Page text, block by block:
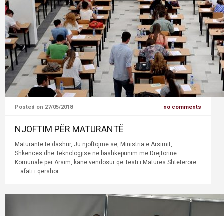
Posted on 27/05/2018 no comments
NJOFTIM PËR MATURANTË
Maturantë të dashur, Ju njoftojmë se, Ministria e Arsimit,
Shkencës dhe Teknologjisë në bashkëpunim me Drejtorinë
Komunale për Arsim, kanë vendosur që Testi i Maturës Shtetërore
– afati i qershor...